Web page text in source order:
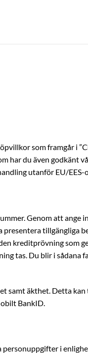
som framgår i
har du även godkänt
utanför EU/EES-
Genom att ange
tillgängliga
kreditprövning som
tas. Du blir i sådana
äkthet. Detta kan
BankID.
i